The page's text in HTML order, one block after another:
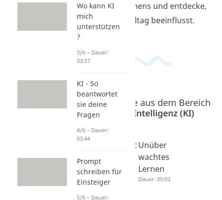
maschinellen Lernens und entdecke,
wie es unseren Alltag beeinflusst.
Beliebte Inhalte aus dem Bereich
Künstliche Intelligenz (KI)
Learning
Dauer: 04:29
Überwac
Lernen
Dauer: 05:21
Unüber
wachtes
Lernen
Dauer: 05:03
Wo kann KI
mich
unterstützen
?
3/6 – Dauer:
03:57
KI - So
beantwortet
sie deine
Fragen
4/6 – Dauer:
03:44
Prompt
schreiben für
Einsteiger
5/6 – Dauer: